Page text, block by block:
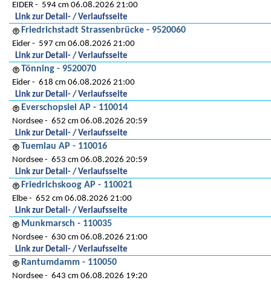
EIDER
594 cm 06.08.2026 21:00
Link zur Detail- / Verlaufsseite
Friedrichstadt Strassenbrücke - 9520060
Eider
597 cm 06.08.2026 21:00
Link zur Detail- / Verlaufsseite
Tönning - 9520070
Eider
618 cm 06.08.2026 21:00
Link zur Detail- / Verlaufsseite
Everschopsiel AP - 110014
Nordsee
652 cm 06.08.2026 20:59
Link zur Detail- / Verlaufsseite
Tuemlau AP - 110016
Nordsee
653 cm 06.08.2026 20:59
Link zur Detail- / Verlaufsseite
Friedrichskoog AP - 110021
Elbe
652 cm 06.08.2026 21:00
Link zur Detail- / Verlaufsseite
Munkmarsch - 110035
Nordsee
630 cm 06.08.2026 21:00
Link zur Detail- / Verlaufsseite
Rantumdamm - 110050
Nordsee
643 cm 06.08.2026 19:20